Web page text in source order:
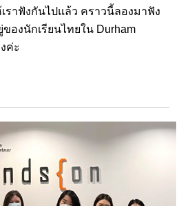
เราฟังกันไปแล้ว คราวนี้ลองมาฟัง
องนักเรียนไทยใน Durham
ค่ะ